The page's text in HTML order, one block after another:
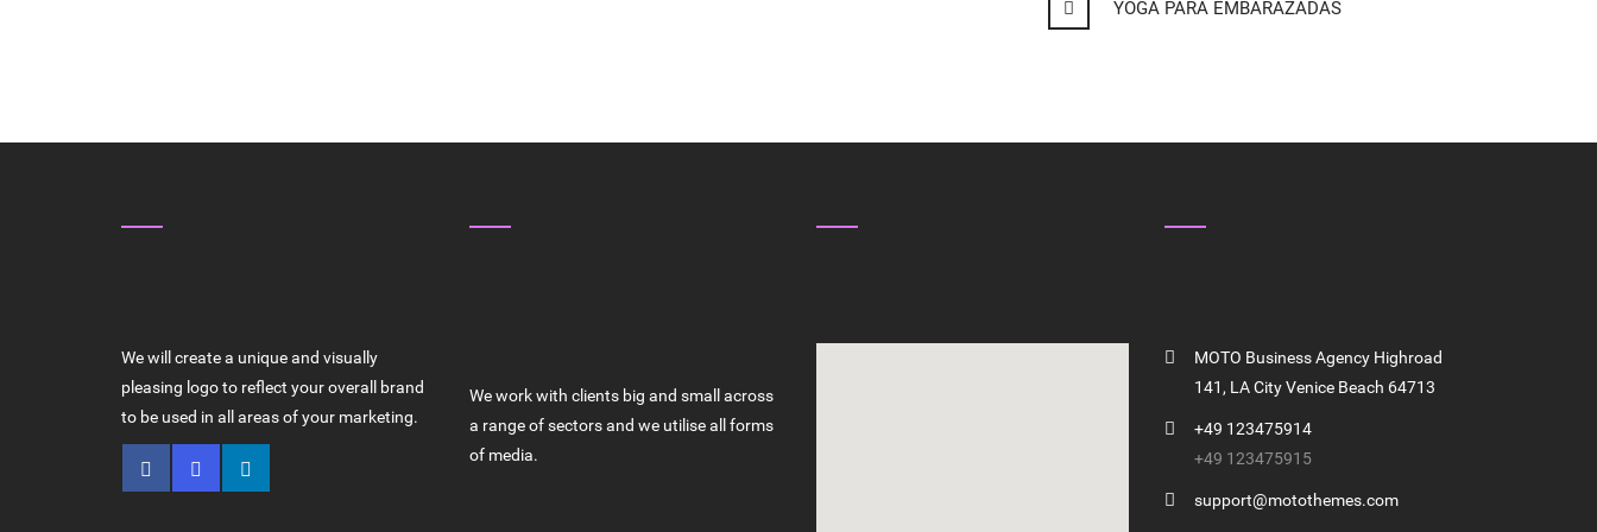
YOGA PARA EMBARAZADAS
We will create a unique and visually
pleasing logo to reflect your overall brand
to be used in all areas of your marketing.
We work with clients big and small across
a range of sectors and we utilise all forms
of media.
MOTO Business Agency Highroad
141, LA City Venice Beach 64713
+49 123475914
+49 123475915
support@motothemes.com